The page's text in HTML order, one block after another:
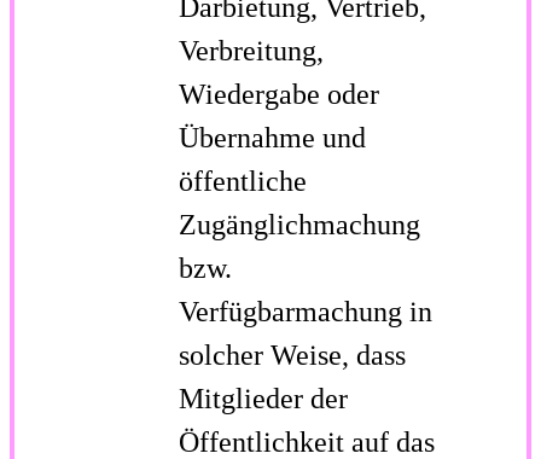
Darbietung, Vertrieb,
Verbreitung,
Wiedergabe oder
Übernahme und
öffentliche
Zugänglichmachung
bzw.
Verfügbarmachung in
solcher Weise, dass
Mitglieder der
Öffentlichkeit auf das